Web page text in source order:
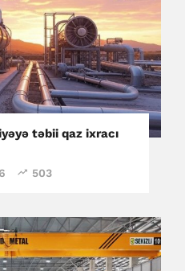
təbii qaz ixracı
503